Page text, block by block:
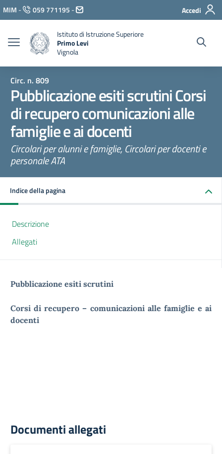
Vai ai contenuti
Vai al menu di navigazione
Vai al footer
MIM - 059 771195 - Accedi
Istituto di Istruzione Superiore
Primo Levi
Vignola
Circ. n. 809
Pubblicazione esiti scrutini Corsi
di recupero comunicazioni alle
famiglie e ai docenti
Circolari per alunni e famiglie, Circolari per docenti e
personale ATA
Indice della pagina
Descrizione
Allegati
Pubblicazione esiti scrutini
Corsi di recupero – comunicazioni alle famiglie e ai
docenti
Documenti allegati